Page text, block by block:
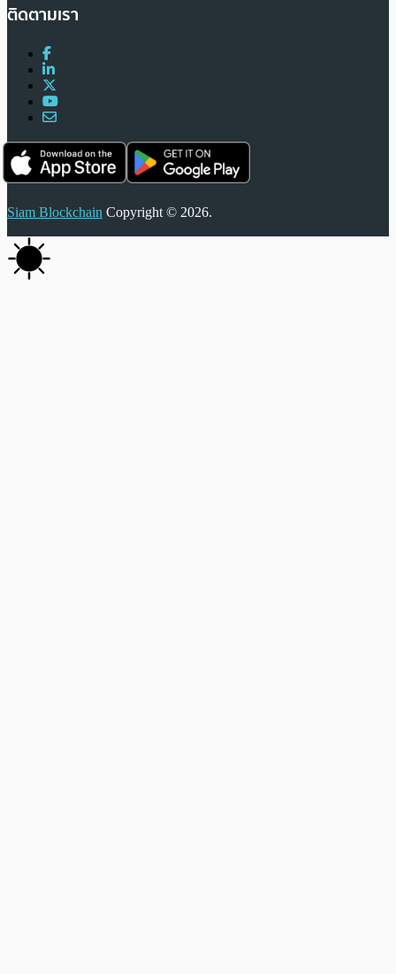
ติดตามเรา
Siam Blockchain Copyright © 2026.